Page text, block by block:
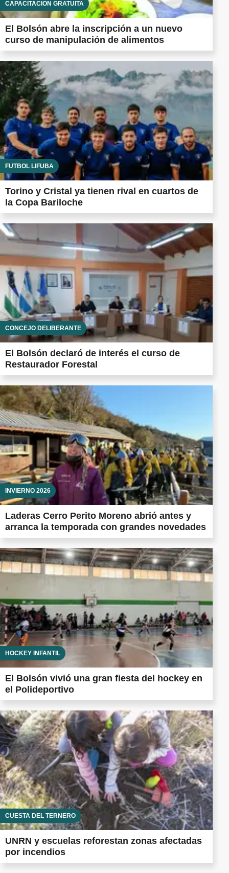
CAPACITACIÓN GRATUITA
El Bolsón abre la inscripción a un nuevo
curso de manipulación de alimentos
FUTBOL LIFUBA
Torino y Cristal ya tienen rival en cuartos de
la Copa Bariloche
CONCEJO DELIBERANTE
El Bolsón declaró de interés el curso de
Restaurador Forestal
INVIERNO 2026
Laderas Cerro Perito Moreno abrió antes y
arranca la temporada con grandes novedades
HOCKEY INFANTIL
El Bolsón vivió una gran fiesta del hockey en
el Polideportivo
CUESTA DEL TERNERO
UNRN y escuelas reforestan zonas afectadas
por incendios